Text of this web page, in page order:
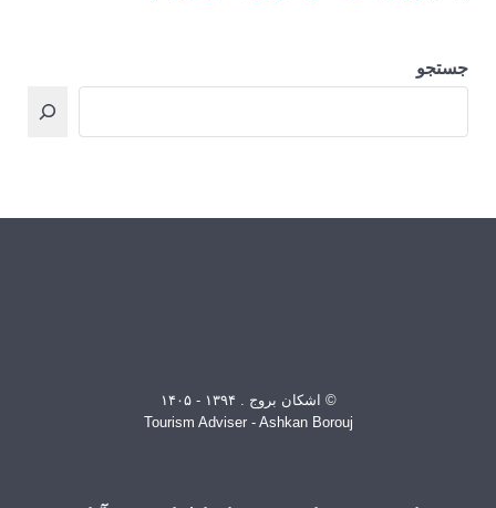
جستجو
© اشکان بروج . ۱۳۹۴ - ۱۴۰۵
Tourism Adviser - Ashkan Borouj